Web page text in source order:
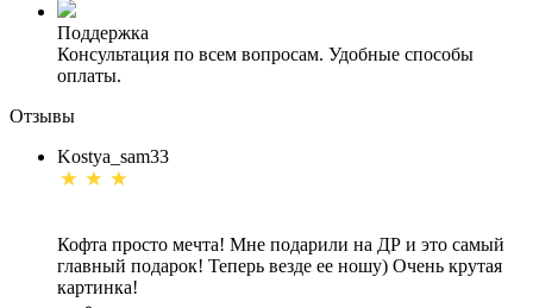
Поддержка
Консультация по всем вопросам. Удобные способы
оплаты.
Отзывы
Kostya_sam33
Кофта просто мечта! Мне подарили на ДР и это самый
главный подарок! Теперь везде ее ношу) Очень крутая
картинка!